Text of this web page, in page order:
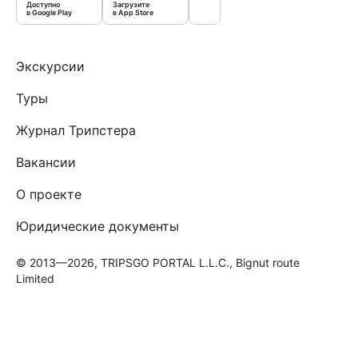
Доступно
в Google Play
Загрузите
в App Store
Экскурсии
Туры
Журнал Трипстера
Вакансии
О проекте
Юридические документы
© 2013—2026, TRIPSGO PORTAL L.L.C., Bignut route
Limited